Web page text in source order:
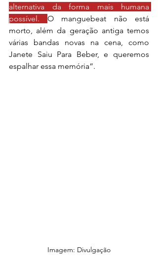
alternativa da forma mais humana
possível. O manguebeat não está
morto, além da geração antiga temos
várias bandas novas na cena, como
Janete Saiu Para Beber, e queremos
espalhar essa memória”.
Imagem: Divulgação